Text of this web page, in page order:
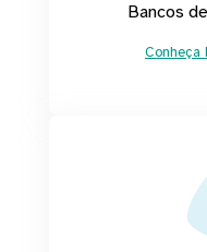
Bancos
Conheça